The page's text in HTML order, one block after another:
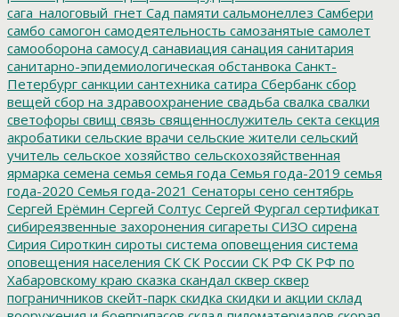
сага_налоговый_гнет Сад памяти сальмонеллез Самбери
самбо самогон самодеятельность самозанятые самолет
самооборона самосуд санавиация санация санитария
санитарно-эпидемиологическая обстанвока Санкт-
Петербург санкции сантехника сатира Сбербанк сбор
вещей сбор на здравоохранение свадьба свалка свалки
светофоры свищ связь священнослужитель секта секция
акробатики сельские врачи сельские жители сельский
учитель сельское хозяйство сельскохозяйственная
ярмарка семена семья семья года Семья года-2019 семья
года-2020 Семья года-2021 Сенаторы сено сентябрь
Сергей Ерёмин Сергей Солтус Сергей Фургал сертификат
сибиреязвенные захоронения сигареты СИЗО сирена
Сирия Сироткин сироты система оповещения система
оповещения населения СК СК России СК РФ СК РФ по
Хабаровскому краю сказка скандал сквер сквер
пограничников скейт-парк скидка скидки и акции склад